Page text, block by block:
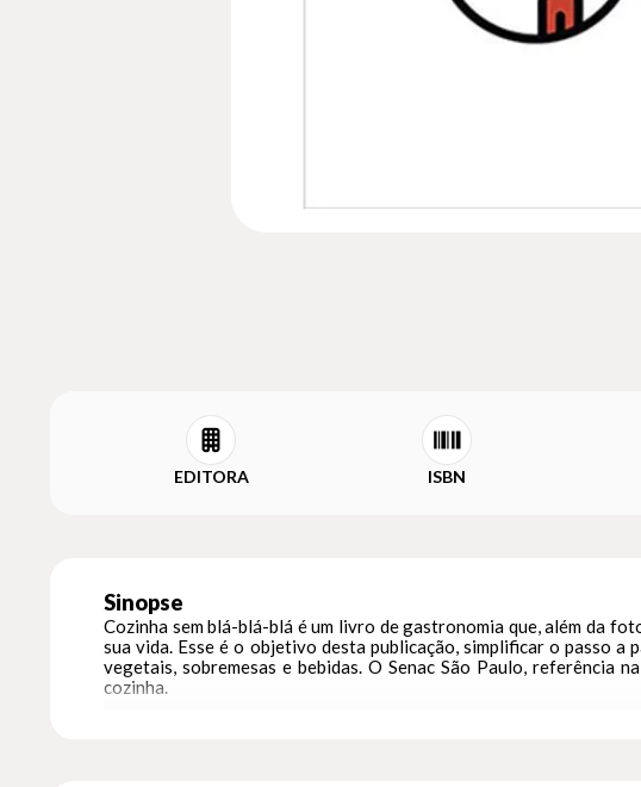
EDITORA ISBN
Sinopse
Cozinha sem blá-blá-blá é um livro de gastronomia que, além da
sua vida. Esse é o objetivo desta publicação, simplificar o passo a
vegetais, sobremesas e bebidas. O Senac São Paulo,
cozinha.